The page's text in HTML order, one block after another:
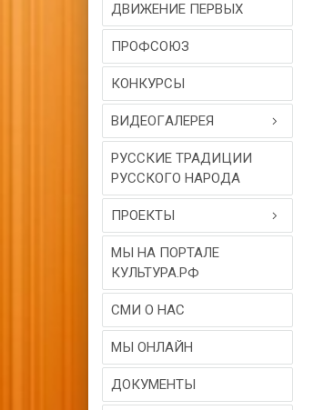
ДВИЖЕНИЕ ПЕРВЫХ
ПРОФСОЮЗ
КОНКУРСЫ
ВИДЕОГAЛЕРЕЯ
РУССКИЕ ТРАДИЦИИ
РУССКОГО НАРОДА
ПРОЕКТЫ
МЫ НА ПОРТАЛЕ
КУЛЬТУРА.РФ
СМИ О НАС
МЫ ОНЛАЙН
ДОКУМЕНТЫ